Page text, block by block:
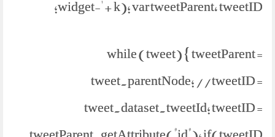
widget-' + k); var tweetParent, tweetID;
while (tweet) { tweetParent =
tweet.parentNode; //tweetID =
tweet.dataset.tweetId; tweetID =
tweetParent.getAttribute("id"); if(tweetID